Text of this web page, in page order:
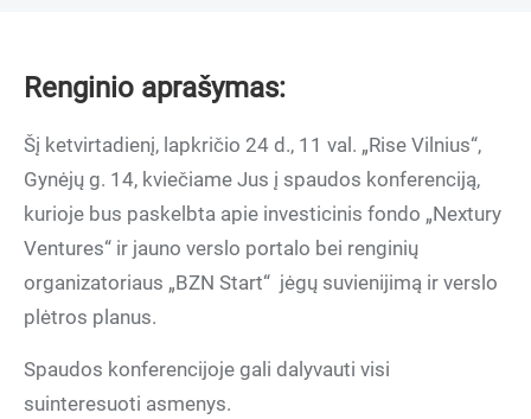
Renginio aprašymas:
Šį ketvirtadienį, lapkričio 24 d., 11 val. „Rise Vilnius“,
Gynėjų g. 14, kviečiame Jus į spaudos konferenciją,
kurioje bus paskelbta apie investicinis fondo „Nextury
Ventures“ ir jauno verslo portalo bei renginių
organizatoriaus „BZN Start“ jėgų suvienijimą ir verslo
plėtros planus.
Spaudos konferencijoje gali dalyvauti visi
suinteresuoti asmenys.